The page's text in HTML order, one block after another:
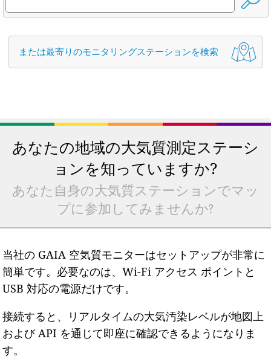
または最寄りのモニタリングステーションを検索
あなたの地域の大気質測定ステーシ
ョンを知っていますか?
あなた自身の大気質ステーションでマッ
プに参加してみませんか?
当社の GAIA 空気質モニターはセットアップが非常に
簡単です。必要なのは、Wi-Fi アクセス ポイントと
USB 対応の電源だけです。
接続すると、リアルタイムの大気汚染レベルが地図上
および API を通じて即座に確認できるようになりま
す。